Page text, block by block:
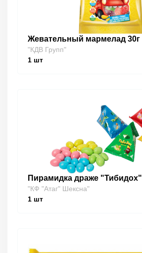
Жевательный мармелад 30г
"КДВ Групп"
1 шт
Пирамидка драже "Тибидох"
"КФ "Атаг" Шексна"
1 шт